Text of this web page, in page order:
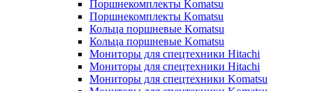
Поршнекомплекты Komatsu
Поршнекомплекты Komatsu
Кольца поршневые Komatsu
Кольца поршневые Komatsu
Мониторы для спецтехники Hitachi
Мониторы для спецтехники Hitachi
Мониторы для спецтехники Komatsu